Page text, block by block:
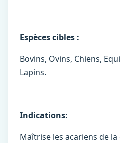
Espèces cibles :
Bovins, Ovins, Chiens,
Lapins.
Indications:
Maîtrise les acariens de